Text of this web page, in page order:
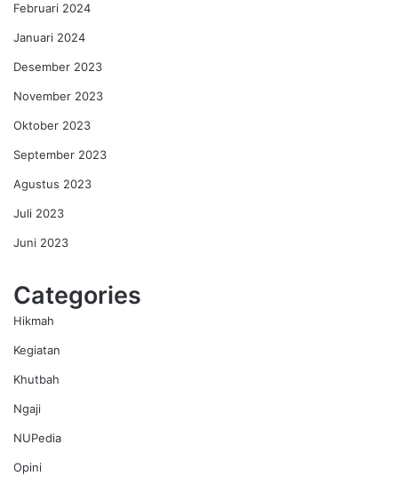
Februari 2024
Januari 2024
Desember 2023
November 2023
Oktober 2023
September 2023
Agustus 2023
Juli 2023
Juni 2023
Categories
Hikmah
Kegiatan
Khutbah
Ngaji
NUPedia
Opini